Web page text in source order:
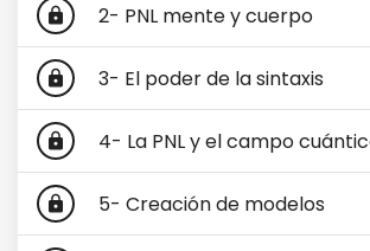
lock 2- PNL mente y cuerpo
lock 3- El poder de la sintaxis
lock 4- La PNL y el campo
lock 5- Creación de modelos